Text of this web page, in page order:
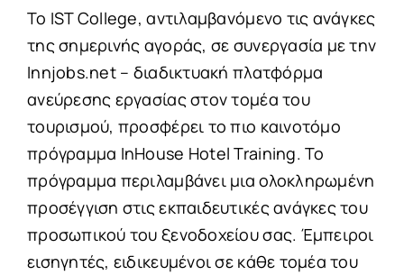
Το IST College, αντιλαμβανόμενο τις ανάγκες
της σημερινής αγοράς, σε συνεργασία με την
Innjobs.net – διαδικτυακή πλατφόρμα
ανεύρεσης εργασίας στον τομέα του
τουρισμού, προσφέρει το πιο καινοτόμο
πρόγραμμα InHouse Hotel Training. Το
πρόγραμμα περιλαμβάνει μια ολοκληρωμένη
προσέγγιση στις εκπαιδευτικές ανάγκες του
προσωπικού του ξενοδοχείου σας. Έμπειροι
εισηγητές, ειδικευμένοι σε κάθε τομέα του